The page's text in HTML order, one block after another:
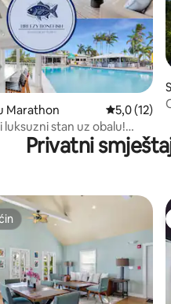
113
Marathon Prosječna
5,0 (12)
stan uz obalu!
Privatni